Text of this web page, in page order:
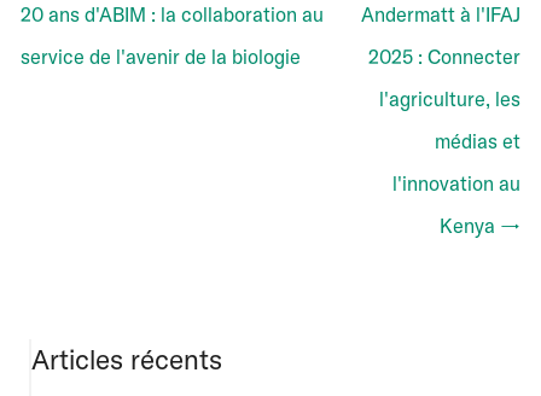
20 ans d'ABIM : la collaboration au
service de l'avenir de la biologie
Andermatt à l'IFAJ
2025 : Connecter
l'agriculture, les
médias et
l'innovation au
Kenya →
Articles récents